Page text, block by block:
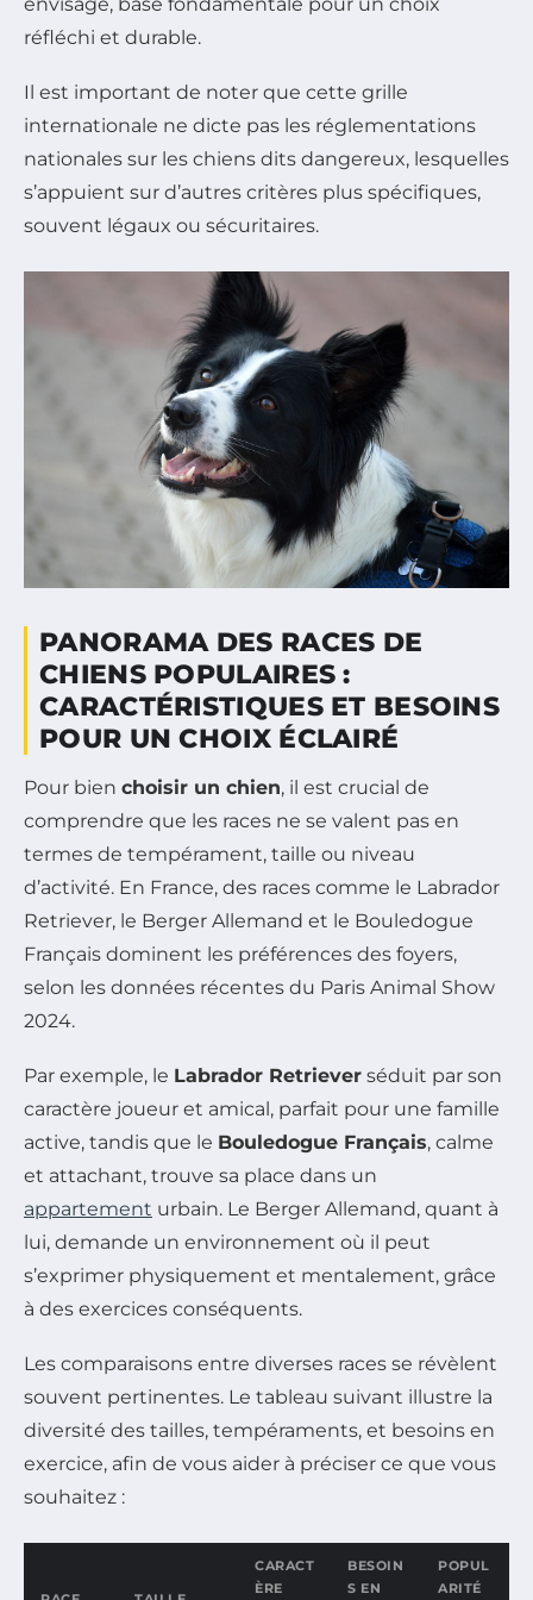
réfléchi et durable.
Il est important de noter que cette grille
internationale ne dicte pas les réglementations
nationales sur les chiens dits dangereux, lesquelles
s’appuient sur d’autres critères plus spécifiques,
souvent légaux ou sécuritaires.
PANORAMA DES RACES DE
CHIENS POPULAIRES :
CARACTÉRISTIQUES ET BESOINS
POUR UN CHOIX ÉCLAIRÉ
Pour bien choisir un chien, il est crucial de
comprendre que les races ne se valent pas en
termes de tempérament, taille ou niveau
d’activité. En France, des races comme le Labrador
Retriever, le Berger Allemand et le Bouledogue
Français dominent les préférences des foyers,
selon les données récentes du Paris Animal Show
2024.
Par exemple, le Labrador Retriever séduit par son
caractère joueur et amical, parfait pour une famille
active, tandis que le Bouledogue Français, calme
et attachant, trouve sa place dans un
appartement urbain. Le Berger Allemand, quant à
lui, demande un environnement où il peut
s’exprimer physiquement et mentalement, grâce
à des exercices conséquents.
Les comparaisons entre diverses races se révèlent
souvent pertinentes. Le tableau suivant illustre la
diversité des tailles, tempéraments, et besoins en
exercice, afin de vous aider à préciser ce que vous
souhaitez :
CARACT
ÈRE
BESOIN
S EN
POPUL
ARITÉ